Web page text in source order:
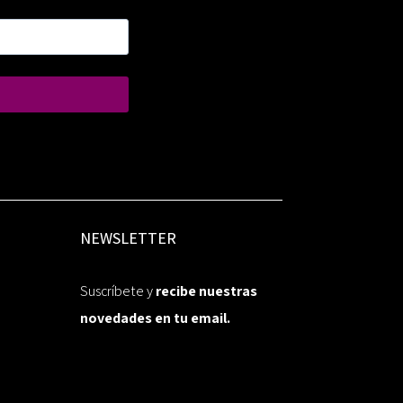
NEWSLETTER
Suscríbete yrecibe nuestras
novedades en tu email.